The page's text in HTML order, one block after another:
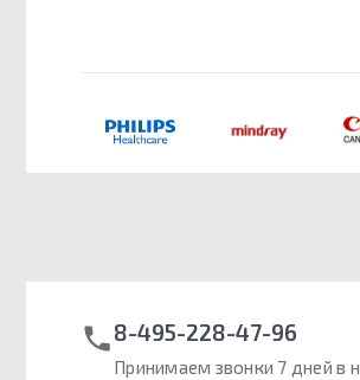
8-495-228-47-96
Принимаем звонки 7 дней в